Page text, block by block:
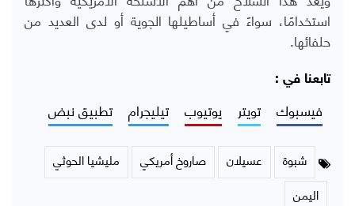
استخدامًا، سواءً في أساطيلها الجوية أو لدى العديد من
حلفائها.
تابعنا في :
فيسبوك تويتر يوتيوب تيليجرام تطبيق نبض
شبوة عسيلان صاروخ أمريكي
مليشيا الحوثي
اليمن